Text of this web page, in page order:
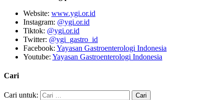
Website: www.ygi.or.id
Instagram: @ygi.or.id
Tiktok: @ygi.or.id
Twitter: @ygi_gastro_id
Facebook: Yayasan Gastroenterologi Indonesia
Youtube: Yayasan Gastroenterologi Indonesia
Cari
Cari untuk: